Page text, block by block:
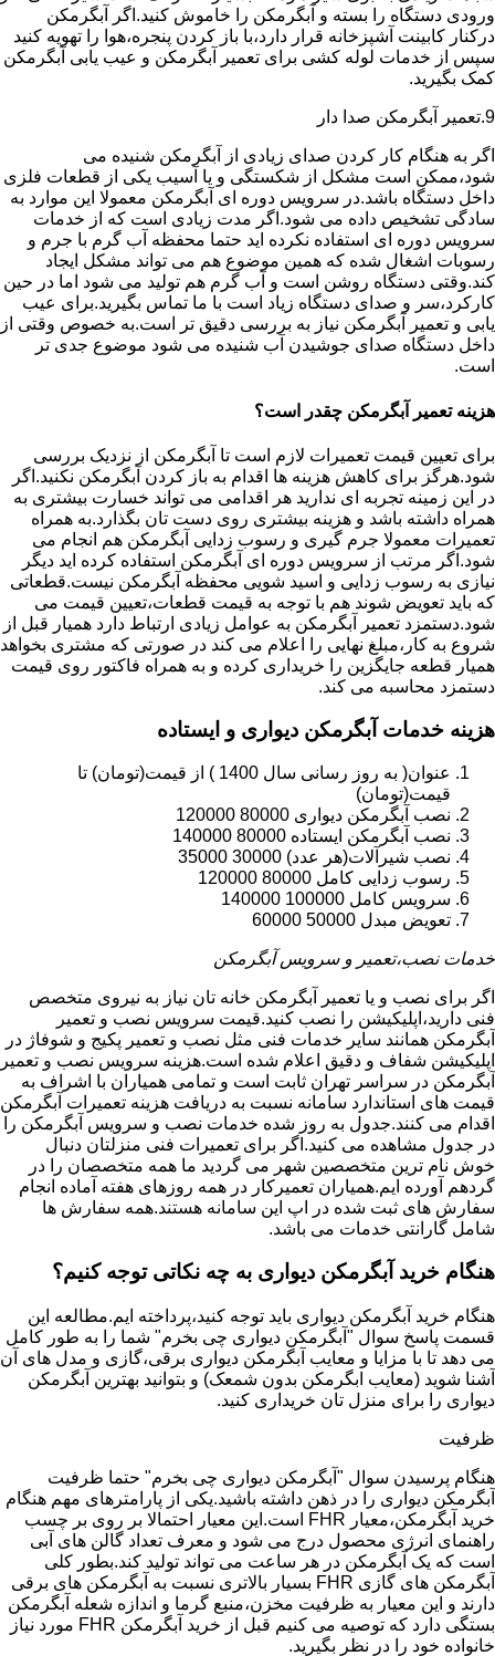
ورودی دستگاه را بسته و آبگرمکن را خاموش کنید.اگر آبگرمکن
درکنار کابینت آشپزخانه قرار دارد،با باز کردن پنجره،هوا را تهویه کنید
سپس از خدمات لوله کشی برای تعمیر آبگرمکن و عیب یابی آبگرمکن
کمک بگیرید.
9.تعمیر آبگرمکن صدا دار
اگر به هنگام کار کردن صدای زیادی از آبگرمکن شنیده می
شود،ممکن است مشکل از شکستگی و یا آسیب یکی از قطعات فلزی
داخل دستگاه باشد.در سرویس دوره ای آبگرمکن معمولا این موارد به
سادگی تشخیص داده می شود.اگر مدت زیادی است که از خدمات
سرویس دوره ای استفاده نکرده اید حتما محفظه آب گرم با جرم و
رسوبات اشغال شده که همین موضوع هم می تواند مشکل ایجاد
کند.وقتی دستگاه روشن است و آب گرم هم تولید می شود اما در حین
کارکرد،سر و صدای دستگاه زیاد است با ما تماس بگیرید.برای عیب
یابی و تعمیر آبگرمکن نیاز به بررسی دقیق تر است.به خصوص وقتی از
داخل دستگاه صدای جوشیدن آب شنیده می شود موضوع جدی تر
است.
هزینه تعمیر آبگرمکن چقدر است؟
برای تعیین قیمت تعمیرات لازم است تا آبگرمکن از نزدیک بررسی
شود.هرگز برای کاهش هزینه ها اقدام به باز کردن آبگرمکن نکنید.اگر
در این زمینه تجربه ای ندارید هر اقدامی می تواند خسارت بیشتری به
همراه داشته باشد و هزینه بیشتری روی دست تان بگذارد.به همراه
تعمیرات معمولا جرم گیری و رسوب زدایی آبگرمکن هم انجام می
شود.اگر مرتب از سرویس دوره ای آبگرمکن استفاده کرده اید دیگر
نیازی به رسوب زدایی و اسید شویی محفظه آبگرمکن نیست.قطعاتی
که باید تعویض شوند هم با توجه به قیمت قطعات،تعیین قیمت می
شود.دستمزد تعمیر آبگرمکن به عوامل زیادی ارتباط دارد همیار قبل از
شروع به کار،مبلغ نهایی را اعلام می کند در صورتی که مشتری بخواهد
همیار قطعه جایگزین را خریداری کرده و به همراه فاکتور روی قیمت
دستمزد محاسبه می کند.
هزینه خدمات آبگرمکن دیواری و ایستاده
عنوان( به روز رسانی سال 1400 ) از قیمت(تومان) تا
قیمت(تومان)
نصب آبگرمکن دیواری 80000 120000
نصب آبگرمکن ایستاده 80000 140000
نصب شیرآلات(هر عدد) 30000 35000
رسوب زدایی کامل 80000 120000
سرویس کامل 100000 140000
تعویض مبدل 50000 60000
خدمات نصب،تعمیر و سرویس آبگرمکن
اگر برای نصب و یا تعمیر آبگرمکن خانه تان نیاز به نیروی متخصص
فنی دارید،اپلیکیشن را نصب کنید.قیمت سرویس نصب و تعمیر
آبگرمکن همانند سایر خدمات فنی مثل نصب و تعمیر پکیج و شوفاژ در
اپلیکیشن شفاف و دقیق اعلام شده است.هزینه سرویس نصب و تعمیر
آبگرمکن در سراسر تهران ثابت است و تمامی همیاران با اشراف به
قیمت های استاندارد سامانه نسبت به دریافت هزینه تعمیرات آبگرمکن
اقدام می کنند.جدول به روز شده خدمات نصب و سرویس آبگرمکن را
در جدول مشاهده می کنید.اگر برای تعمیرات فنی منزلتان دنبال
خوش نام ترین متخصصین شهر می گردید ما همه متخصصان را در
گردهم آورده ایم.همیاران تعمیرکار در همه روزهای هفته آماده انجام
سفارش های ثبت شده در اپ این سامانه هستند.همه سفارش ها
شامل گارانتی خدمات می باشد.
هنگام خرید آبگرمکن دیواری به چه نکاتی توجه کنیم؟
هنگام خرید آبگرمکن دیواری باید توجه کنید،پرداخته ایم.مطالعه این
قسمت پاسخ سوال "آبگرمکن دیواری چی بخرم" شما را به طور کامل
می دهد تا با مزایا و معایب آبگرمکن دیواری برقی،گازی و مدل های آن
آشنا شوید (معایب ابگرمکن بدون شمعک) و بتوانید بهترین آبگرمکن
دیواری را برای منزل تان خریداری کنید.
ظرفیت
هنگام پرسیدن سوال "آبگرمکن دیواری چی بخرم" حتما ظرفیت
آبگرمکن دیواری را در ذهن داشته باشید.یکی از پارامترهای مهم هنگام
خرید آبگرمکن،معیار FHR است.این معیار احتمالا بر روی بر چسب
راهنمای انرژی محصول درج می شود و معرف تعداد گالن های آبی
است که یک آبگرمکن در هر ساعت می تواند تولید کند.بطور کلی
آبگرمکن های گازی FHR بسیار بالاتری نسبت به آبگرمکن های برقی
دارند و این معیار به ظرفیت مخزن،منبع گرما و اندازه شعله آبگرمکن
بستگی دارد که توصیه می کنیم قبل از خرید آبگرمکن FHR مورد نیاز
خانواده خود را در نظر بگیرید.